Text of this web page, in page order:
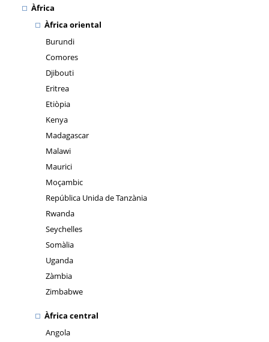
Àfrica
Àfrica oriental
Burundi
Comores
Djibouti
Eritrea
Etiòpia
Kenya
Madagascar
Malawi
Maurici
Moçambic
República Unida de Tanzània
Rwanda
Seychelles
Somàlia
Uganda
Zàmbia
Zimbabwe
Àfrica central
Angola